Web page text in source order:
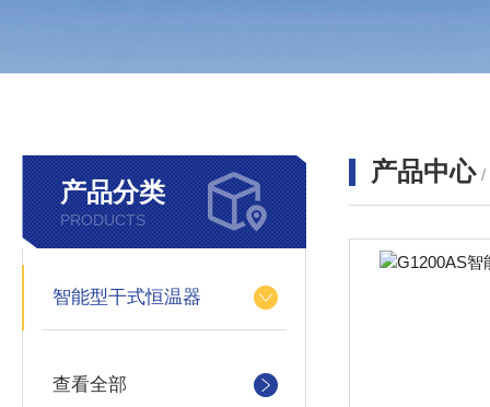
产品分类
PRODUCTS
智能型干式恒温器
查看全部
产品中心 /